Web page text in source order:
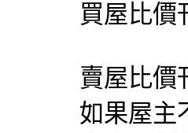
買屋比價
賣屋比價
如果屋主